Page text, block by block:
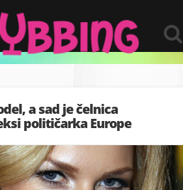
a sad je čelnica
političarka Europe